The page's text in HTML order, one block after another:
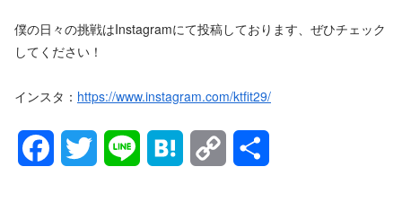
僕の日々の挑戦はInstagramにて投稿しております、ぜひチェック
してください！
インスタ： https://www.instagram.com/ktfit29/